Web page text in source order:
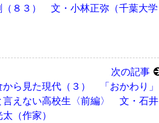
８３） 文・小林正弥（千葉大学
次の記事
から見た現代（３） 「おかわり」
言えない高校生〈前編〉 文・石井
（作家）